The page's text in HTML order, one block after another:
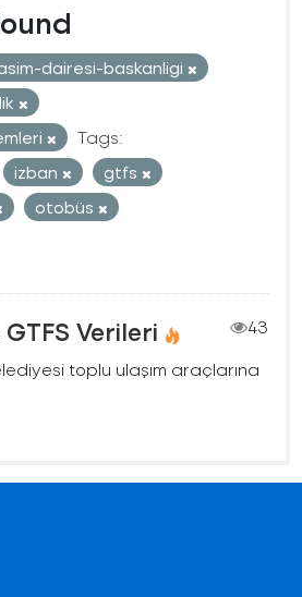
dairesi-baskanligi
Tags:
izban
gtfs
otobüs
Verileri
43
toplu ulaşım araçlarına